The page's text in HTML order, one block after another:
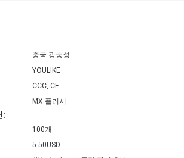
중국 광둥성
YOULIKE
CCC, CE
MX 플러시
:
100개
5-50USD